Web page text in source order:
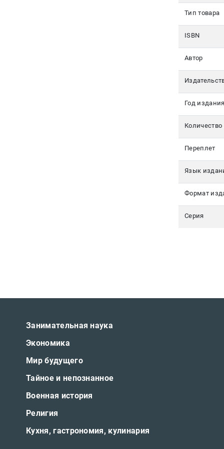
Тип товара
ISBN
Автор
Год издания
Количество
Переплет
Язык
Формат
Серия
Занимательная наука
Экономика
Мир будущего
Тайное и непознанное
Военная история
Религия
Кухня, гастрономия, кулинария